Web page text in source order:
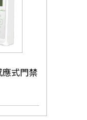
應式門禁